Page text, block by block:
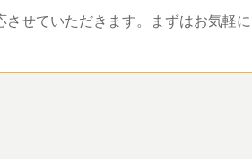
せていただきます。まずはお気軽に